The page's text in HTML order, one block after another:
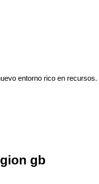
entorno rico en recursos.
gb